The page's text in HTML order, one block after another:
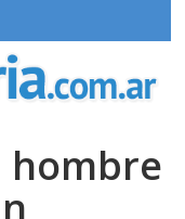
hombre